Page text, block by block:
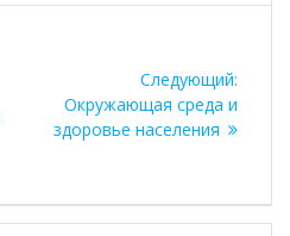
Следующий:
Окружающая среда и
здоровье населения